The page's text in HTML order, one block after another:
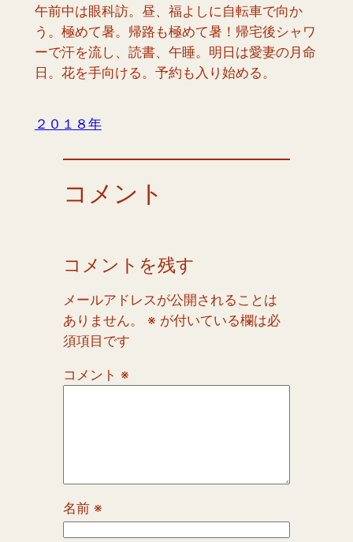
午前中は眼科訪。昼、福よしに自転車で向か
う。極めて暑。帰路も極めて暑！帰宅後シャワ
ーで汗を流し、読書、午睡。明日は愛妻の月命
日。花を手向ける。予約も入り始める。
２０１８年
コメント
コメントを残す
メールアドレスが公開されることは
ありません。
※ が付いている欄は必
須項目です
コメント ※
名前 ※